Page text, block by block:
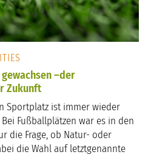
–der
Zukunft
Sportplatz ist immer wieder
Fußballplätzen war es in den
die Frage, ob Natur- oder
die Wahl auf letztgenannte